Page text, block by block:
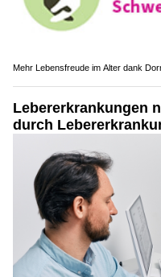
Mehr Lebensfreude im Alter dank
Lebererkrankungen
durch